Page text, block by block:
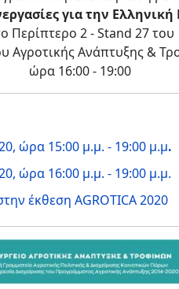
για την Ελληνική
Περίπτερο 2 - Stand 27 του
Αγροτικής Ανάπτυξης &
ώρα 16:00 - 19:00
ώρα 15:00 μ.μ. - 19:00 μ.μ.
ώρα 16:00 μ.μ. - 19:00 μ.μ.
έκθεση AGROTICA 2020